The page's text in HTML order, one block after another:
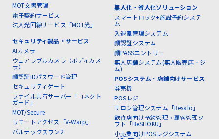
MOT文書管理
電子契約サービス
法人光回線サービス「MOT光」
セキュリティ製品・サービス
AIカメラ
ウェアラブルカメラ（ボディカメ
ラ）
顔認証IDパスワード管理
セキュリティゲート
ファイル共有サーバー「コネクト
ガード」
MOT/Secure
リモートアクセス「V-Warp」
バルテックスワン2
無人化・省人化ソリューション
スマートロック+施設予約システ
ム
入退室管理システム
顔認証システム
顔PASSエントリー
無人店舗システム(無人販売店・ジ
ム)
POSシステム・店舗向けサービス
券売機
POSレジ
サロン管理システム「Besalo」
飲食店向け予約管理・顧客管理ソ
フト「BeSHOKU」
小売業向けPOSレジシステム